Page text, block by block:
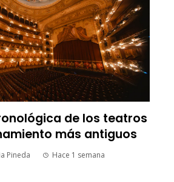
de los teatros
más antiguos
Pineda Hace 1 semana